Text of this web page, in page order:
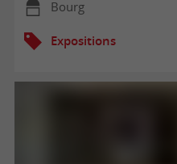
Bourg
Expositions